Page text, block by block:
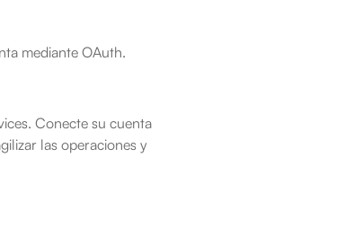
mediante OAuth.
Conecte su cuenta
las operaciones y